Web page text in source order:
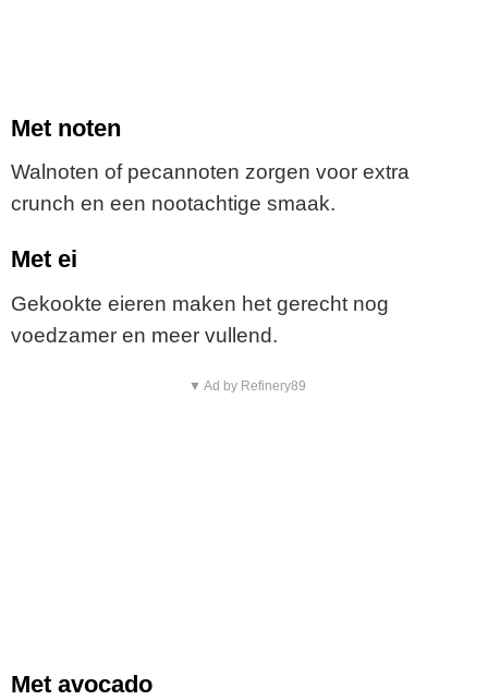
Met noten
Walnoten of pecannoten zorgen voor extra
crunch en een nootachtige smaak.
Met ei
Gekookte eieren maken het gerecht nog
voedzamer en meer vullend.
▼ Ad by Refinery89
Met avocado